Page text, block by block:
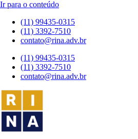
Ir para o conteúdo
(11) 99435-0315
(11) 3392-7510
contato@rina.adv.br
(11) 99435-0315
(11) 3392-7510
contato@rina.adv.br